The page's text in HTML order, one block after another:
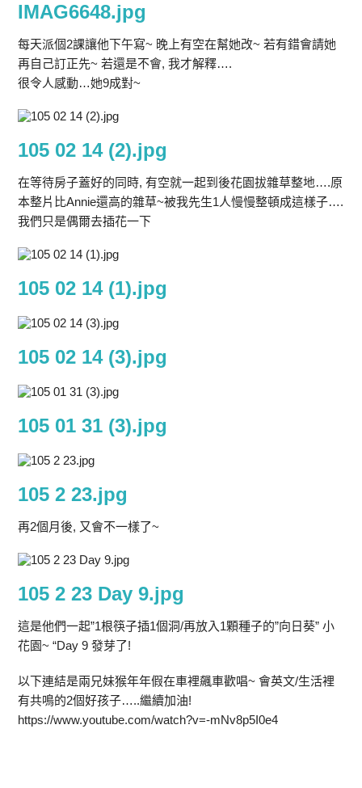
IMAG6648.jpg
每天派個2課讓他下午寫~ 晚上有空在幫她改~ 若有錯會請她
再自己訂正先~ 若還是不會, 我才解釋….
很令人感動…她9成對~
105 02 14 (2).jpg
在等待房子蓋好的同時, 有空就一起到後花園拔雜草整地….原
本整片比Annie還高的雜草~被我先生1人慢慢整頓成這樣子….
我們只是偶爾去插花一下
105 02 14 (1).jpg
105 02 14 (3).jpg
105 01 31 (3).jpg
105 2 23.jpg
再2個月後, 又會不一樣了~
105 2 23 Day 9.jpg
這是他們一起”1根筷子插1個洞/再放入1顆種子的”向日葵” 小
花園~ “Day 9 發芽了!
以下連結是兩兄妹猴年年假在車裡飆車歡唱~ 會英文/生活裡
有共鳴的2個好孩子…..繼續加油!
https://www.youtube.com/watch?v=-mNv8p5I0e4